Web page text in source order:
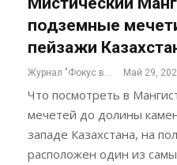
подземные
пейзажи
Журнал "Фокус внимания" Май 29,
Что посмотреть в
мечетей до долины
западе Казахстана, на
расположен один из